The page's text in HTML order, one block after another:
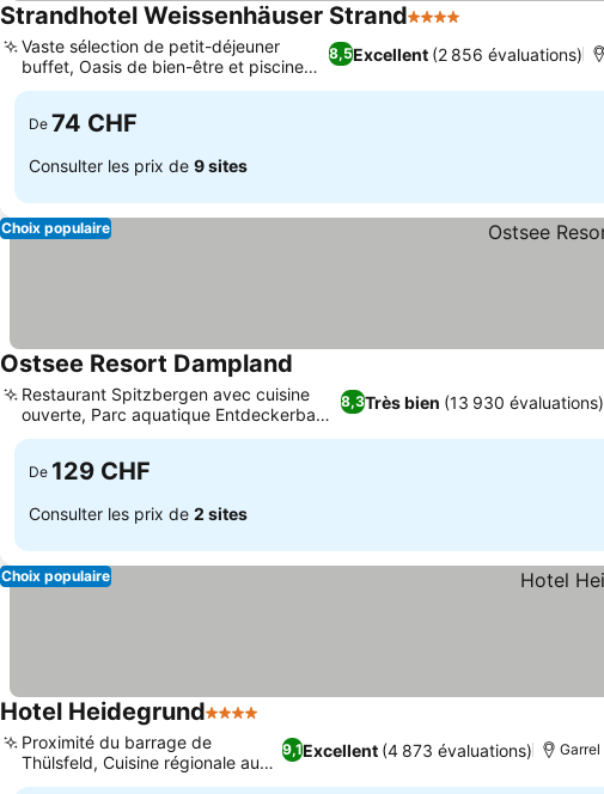
Strandhotel Weissenhäuser Strand4 Étoiles
8,5Excellent (2 856 évaluations)
Vaste sélection de petit-déjeuner
buffet, Oasis de bien-être et piscine
Dünenbad
De 74 CHF
Consulter les prix de 9 sites
Choix populaire
Ostsee Resort Dampland
8,3Très bien (13 930 évaluations)
Restaurant Spitzbergen avec cuisine
ouverte, Parc aquatique Entdeckerbad
Baltic Sea
De 129 CHF
Consulter les prix de 2 sites
Choix populaire
Hotel Heidegrund4 Étoiles
9,1Excellent (4 873 évaluations)
Proximité du barrage de
Thülsfeld, Cuisine régionale au
Calluna
Garrel